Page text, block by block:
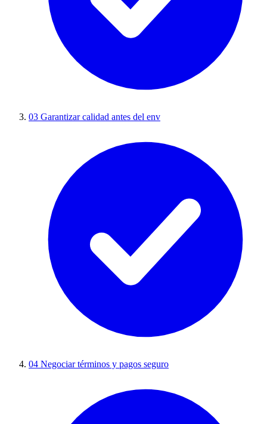
03 Garantizar calidad antes del env
04 Negociar términos y pagos seguro